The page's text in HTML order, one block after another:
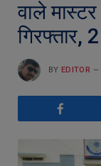
वाले
गिरफ्तार,
BY EDITOR